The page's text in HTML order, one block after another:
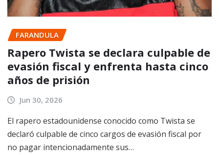
FARANDULA
Rapero Twista se declara culpable de
evasión fiscal y enfrenta hasta cinco
años de prisión
Jun 30, 2026
El rapero estadounidense conocido como Twista se
declaró culpable de cinco cargos de evasión fiscal por
no pagar intencionadamente sus…